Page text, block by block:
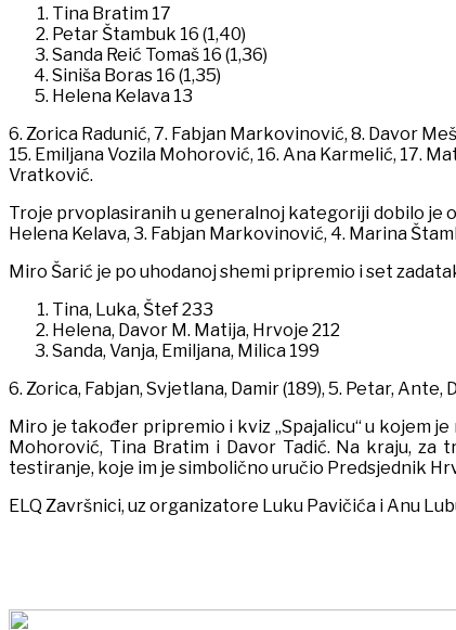
Tina Bratim 17
Petar Štambuk 16 (1,40)
Sanda Reić Tomaš 16 (1,36)
Siniša Boras 16 (1,35)
Helena Kelava 13
6. Zorica Radunić, 7. Fabjan Markovinović, 8. Davor
15. Emiljana Vozila Mohorović, 16. Ana Karmelić, 17.
Vratković.
Troje prvoplasiranih u generalnoj kategoriji dobilo je
Helena Kelava, 3. Fabjan Markovinović, 4. Marina
Miro Šarić je po uhodanoj shemi pripremio i set
Tina, Luka, Štef 233
Helena, Davor M. Matija, Hrvoje 212
Sanda, Vanja, Emiljana, Milica 199
6. Zorica, Fabjan, Svjetlana, Damir (189), 5. Petar, Ante,
Miro je također pripremio i kviz „Spajalicu“ u kojem
Mohorović, Tina Bratim i Davor Tadić. Na kraju, za
testiranje, koje im je simbolično uručio Predsjednik
ELQ Završnici, uz organizatore Luku Pavičića i Anu